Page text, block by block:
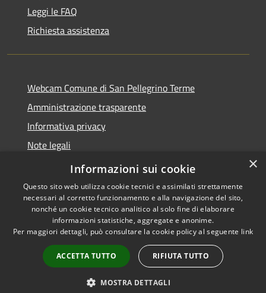
Leggi le FAQ
Richiesta assistenza
Webcam Comune di San Pellegrino Terme
Amministrazione trasparente
Informativa privacy
Note legali
Dichiarazione di accessibilità
Accessibilità
Copyright © 2026 • Comune di
San Pellegrino Terme •
Powered byMunicipium
Accesso redazione
×
Informazioni sui cookie
Questo sito web utilizza cookie tecnici e assimilati strettamente
necessari al corretto funzionamento e alla navigazione del sito,
nonché un cookie tecnico analitico al solo fine di elaborare
informazioni statistiche, aggregate e anonime.
Per maggiori dettagli, può consultare la cookie policy al seguente link
ACCETTA TUTTO RIFIUTA TUTTO
MOSTRA DETTAGLI